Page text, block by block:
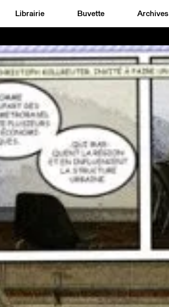
Librairie Buvette Archives